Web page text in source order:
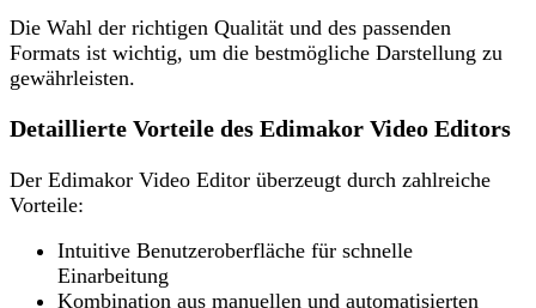
Die Wahl der richtigen Qualität und des passenden
Formats ist wichtig, um die bestmögliche Darstellung zu
gewährleisten.
Detaillierte Vorteile des Edimakor Video Editors
Der Edimakor Video Editor überzeugt durch zahlreiche
Vorteile:
Intuitive Benutzeroberfläche für schnelle
Einarbeitung
Kombination aus manuellen und automatisierten